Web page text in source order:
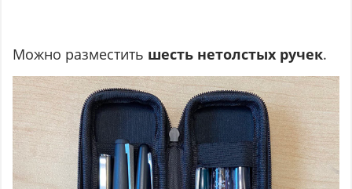
Можно разместить шесть нетолстых ручек.